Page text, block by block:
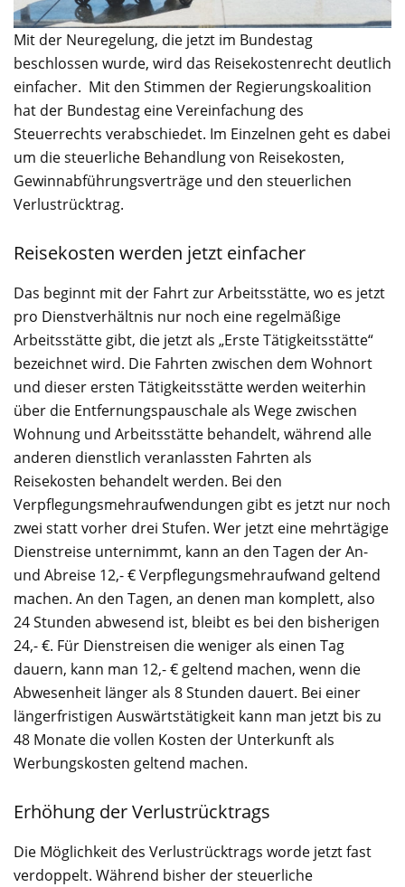
Mit der Neuregelung, die jetzt im Bundestag
beschlossen wurde, wird das Reisekostenrecht deutlich
einfacher. Mit den Stimmen der Regierungskoalition
hat der Bundestag eine Vereinfachung des
Steuerrechts verabschiedet. Im Einzelnen geht es dabei
um die steuerliche Behandlung von Reisekosten,
Gewinnabführungsverträge und den steuerlichen
Verlustrücktrag.
Reisekosten werden jetzt einfacher
Das beginnt mit der Fahrt zur Arbeitsstätte, wo es jetzt
pro Dienstverhältnis nur noch eine regelmäßige
Arbeitsstätte gibt, die jetzt als „Erste Tätigkeitsstätte“
bezeichnet wird. Die Fahrten zwischen dem Wohnort
und dieser ersten Tätigkeitsstätte werden weiterhin
über die Entfernungspauschale als Wege zwischen
Wohnung und Arbeitsstätte behandelt, während alle
anderen dienstlich veranlassten Fahrten als
Reisekosten behandelt werden. Bei den
Verpflegungsmehraufwendungen gibt es jetzt nur noch
zwei statt vorher drei Stufen. Wer jetzt eine mehrtägige
Dienstreise unternimmt, kann an den Tagen der An-
und Abreise 12,- € Verpflegungsmehraufwand geltend
machen. An den Tagen, an denen man komplett, also
24 Stunden abwesend ist, bleibt es bei den bisherigen
24,- €. Für Dienstreisen die weniger als einen Tag
dauern, kann man 12,- € geltend machen, wenn die
Abwesenheit länger als 8 Stunden dauert. Bei einer
längerfristigen Auswärtstätigkeit kann man jetzt bis zu
48 Monate die vollen Kosten der Unterkunft als
Werbungskosten geltend machen.
Erhöhung der Verlustrücktrags
Die Möglichkeit des Verlustrücktrags worde jetzt fast
verdoppelt. Während bisher der steuerliche